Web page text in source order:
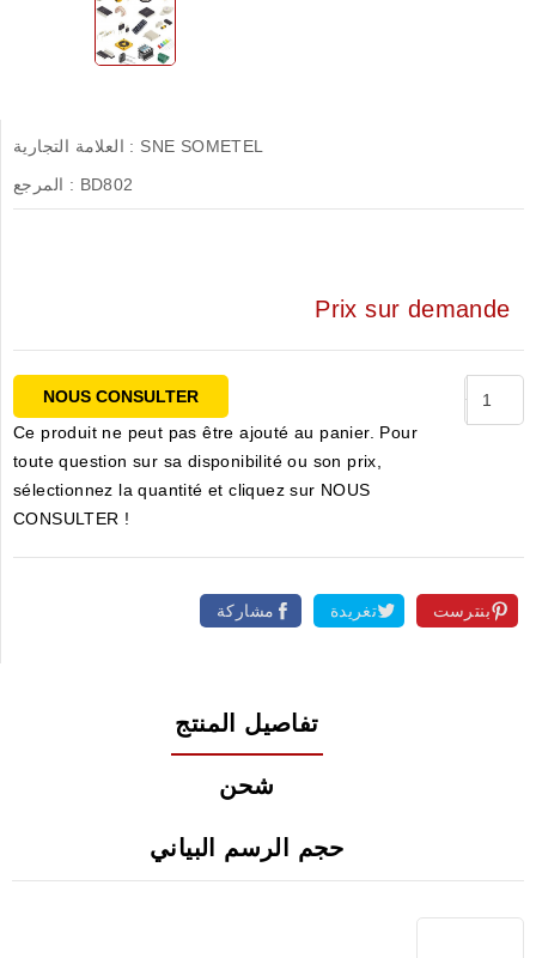
العلامة التجارية : SNE SOMETEL
المرجع : BD802
Prix sur demande
NOUS CONSULTER
Ce produit ne peut pas être ajouté au panier. Pour
toute question sur sa disponibilité ou son prix,
sélectionnez la quantité et cliquez sur NOUS
CONSULTER !
مشاركة تغريدة بنترست
تفاصيل المنتج
شحن
حجم الرسم البياني